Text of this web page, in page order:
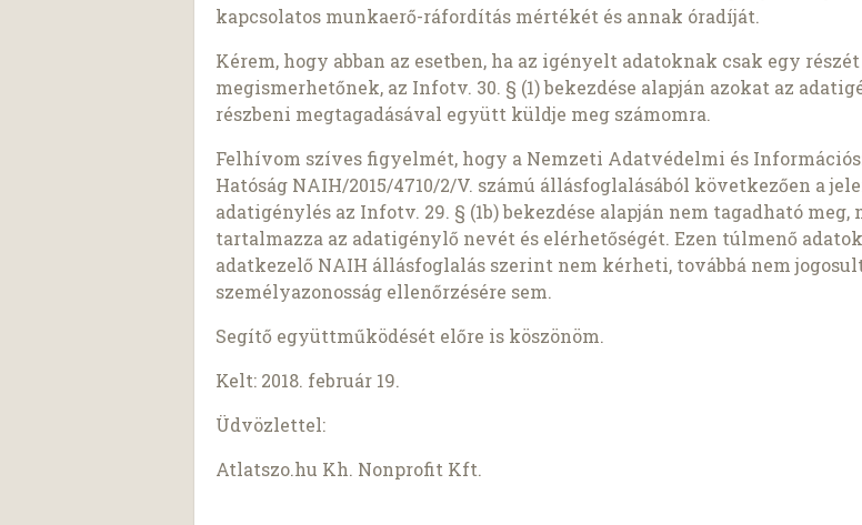
kapcsolatos munkaerő-ráfordítás mértékét és annak óradíját.
Kérem, hogy abban az esetben, ha az igényelt adatoknak csak egy
megismerhetőnek, az Infotv. 30. § (1) bekezdése alapján azokat az
részbeni megtagadásával együtt küldje meg számomra.
Felhívom szíves figyelmét, hogy a Nemzeti Adatvédelmi és
Hatóság NAIH/2015/4710/2/V. számú állásfoglalásából következően a
adatigénylés az Infotv. 29. § (1b) bekezdése alapján nem tagadható meg,
tartalmazza az adatigénylő nevét és elérhetőségét. Ezen túlmenő
adatkezelő NAIH állásfoglalás szerint nem kérheti, továbbá nem
személyazonosság ellenőrzésére sem.
Segítő együttműködését előre is köszönöm.
Kelt: 2018. február 19.
Üdvözlettel:
Atlatszo.hu Kh. Nonprofit Kft.